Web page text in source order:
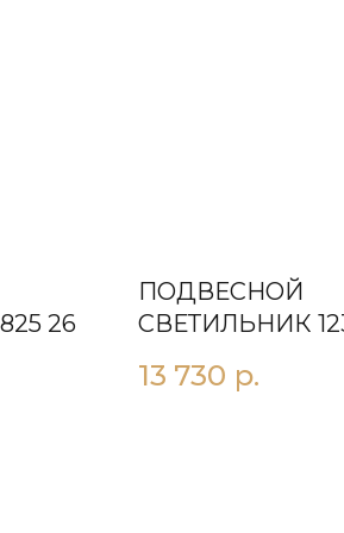
26
ПОДВЕСНОЙ
СВЕТИЛЬНИК
13 730 р.